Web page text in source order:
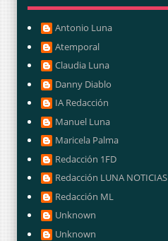
Antonio Luna
Atemporal
Claudia Luna
Danny Diablo
IA Redacción
Manuel Luna
Maricela Palma
Redacción 1FD
Redacción LUNA NOTICIAS
Redacción ML
Unknown
Unknown